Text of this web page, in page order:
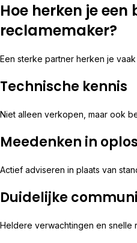
Hoe herken je
reclamemaker?
Een sterke partner herken je
Technische kennis
Niet alleen verkopen, maar ook
Meedenken in
Actief adviseren in plaats van
Duidelijke
Heldere verwachtingen en snelle